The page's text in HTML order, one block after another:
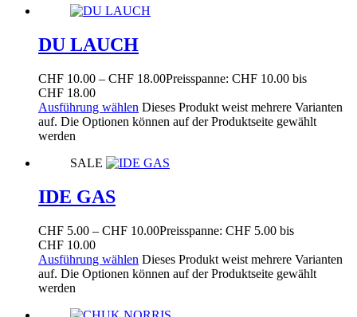
DU LAUCH
CHF 10.00 – CHF 18.00Preisspanne: CHF 10.00 bis
CHF 18.00
Ausführung wählen Dieses Produkt weist mehrere Varianten
auf. Die Optionen können auf der Produktseite gewählt
werden
SALE
IDE GAS
CHF 5.00 – CHF 10.00Preisspanne: CHF 5.00 bis
CHF 10.00
Ausführung wählen Dieses Produkt weist mehrere Varianten
auf. Die Optionen können auf der Produktseite gewählt
werden